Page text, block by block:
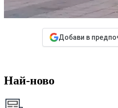
Добави в
Най-ново